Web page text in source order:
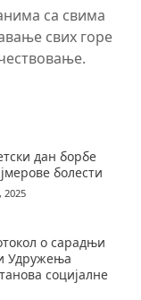
са свима
свих горе
дан борбе
болести
о сарадњи
Удружења
социјалне